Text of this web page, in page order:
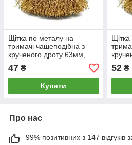
Щітка по металу на
тримачі чашеподібна з
крученого дроту 63мм,
тримач 6/6,35мм
47 ₴
Купити
52₴
Про нас
99% позитивних з 147 відгуків